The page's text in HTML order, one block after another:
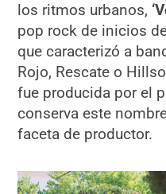
los ritmos urbanos,
pop rock de inicios
que caracterizó a
Rojo, Rescate o
fue producida por el
conserva este
faceta de productor.